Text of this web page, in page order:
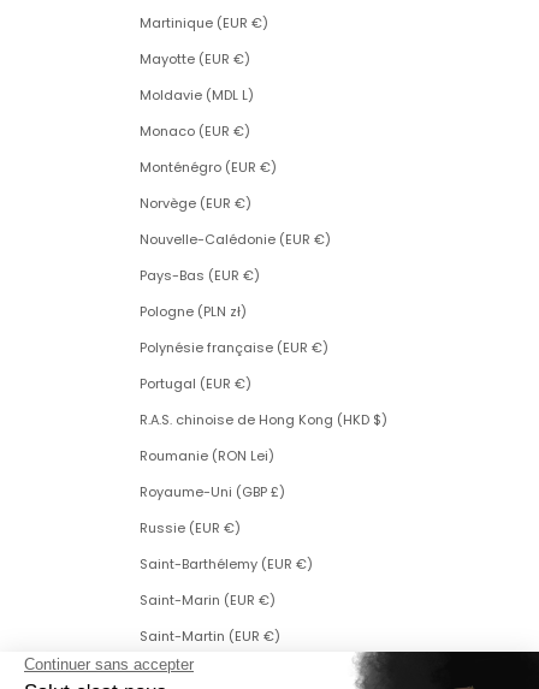
Martinique (EUR €)
Mayotte (EUR €)
Moldavie (MDL L)
Monaco (EUR €)
Monténégro (EUR €)
Norvège (EUR €)
Nouvelle-Calédonie (EUR €)
Pays-Bas (EUR €)
Pologne (PLN zł)
Polynésie française (EUR €)
Portugal (EUR €)
R.A.S. chinoise de Hong Kong (HKD $)
Roumanie (RON Lei)
Royaume-Uni (GBP £)
Russie (EUR €)
Saint-Barthélemy (EUR €)
Saint-Marin (EUR €)
Saint-Martin (EUR €)
Saint-Martin (partie néerlandaise) (ANG ƒ)